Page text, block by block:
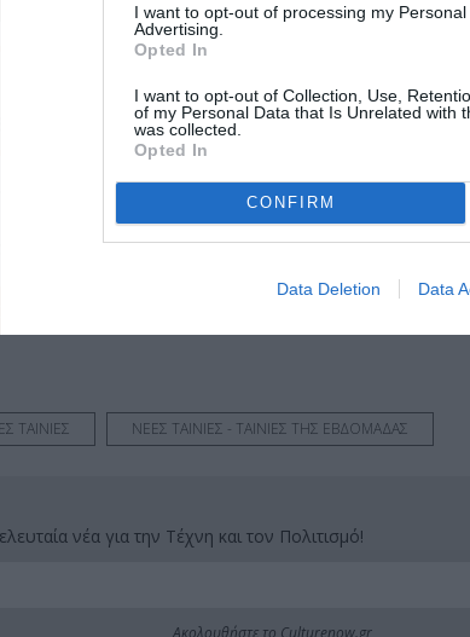
I want to opt-out of processing my
Advertising.
Opted In
I want to opt-out of Collection, Use,
of my Personal Data that Is Unrelated with
was collected.
Opted In
CONFIRM
Data Deletion Data
από την Tanweer
Google News
και μάθετε πρώτοι όλες τις
Τέχνη και τον Πολιτισμό στοCulturenow.gr
στο Culturenow.gr
ΤΑΙΝΙΕΣ ΝΕΕΣ ΤΑΙΝΙΕΣ - ΤΑΙΝΙΕΣ ΤΗΣ ΕΒΔΟΜΑΔΑΣ
νέα για την Τέχνη και τον Πολιτισμό!
Ακολουθήστε το Culturenow.gr